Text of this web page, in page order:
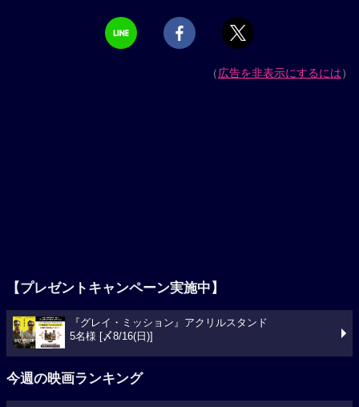
（広告を非表示にするには）
【プレゼントキャンペーン実施中】
『グレイ・ミッション』アクリルスタンド
5名様 [〆8/16(日)]
今週の映画ランキング